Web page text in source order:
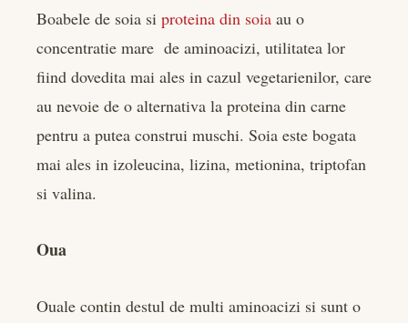
Boabele de soia si proteina din soia au o
concentratie mare de aminoacizi, utilitatea lor
fiind dovedita mai ales in cazul vegetarienilor, care
au nevoie de o alternativa la proteina din carne
pentru a putea construi muschi. Soia este bogata
mai ales in izoleucina, lizina, metionina, triptofan
si valina.
Oua
Ouale contin destul de multi aminoacizi si sunt o